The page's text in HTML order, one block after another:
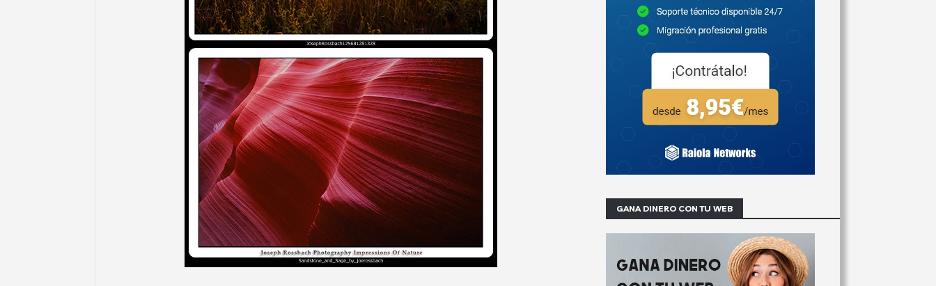
GANA DINERO CON TU WEB